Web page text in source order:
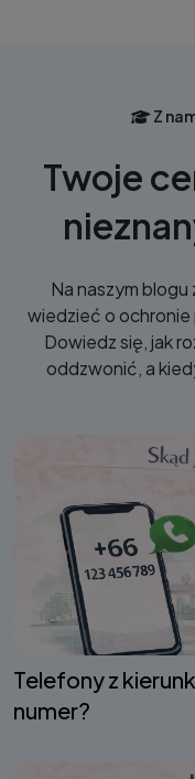
Z
Twoje
Na naszym
wiedzieć o ochronie
Dowiedz się, jak
oddzwonić, a
Telefony z
numer?